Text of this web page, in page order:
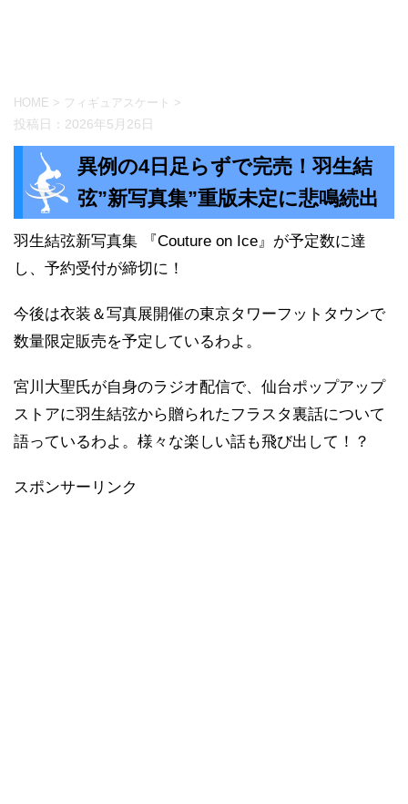
HOME > フィギュアスケート >
投稿日： 2026年5月26日
異例の4日足らずで完売！羽生結
弦”新写真集”重版未定に悲鳴続出
羽生結弦新写真集 『Couture on Ice』が予定数に達
し、予約受付が締切に！
今後は衣装＆写真展開催の東京タワーフットタウンで
数量限定販売を予定しているわよ。
宮川大聖氏が自身のラジオ配信で、仙台ポップアップ
ストアに羽生結弦から贈られたフラスタ裏話について
語っているわよ。様々な楽しい話も飛び出して！？
スポンサーリンク